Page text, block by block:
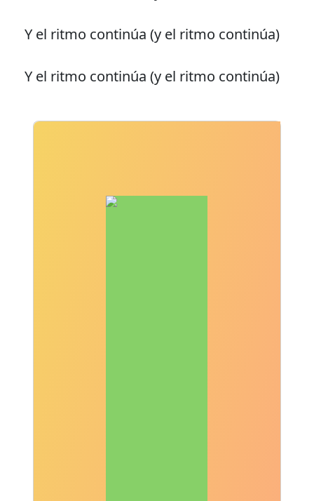
Y el ritmo continúa (y el ritmo continúa)
Y el ritmo continúa (y el ritmo continúa)